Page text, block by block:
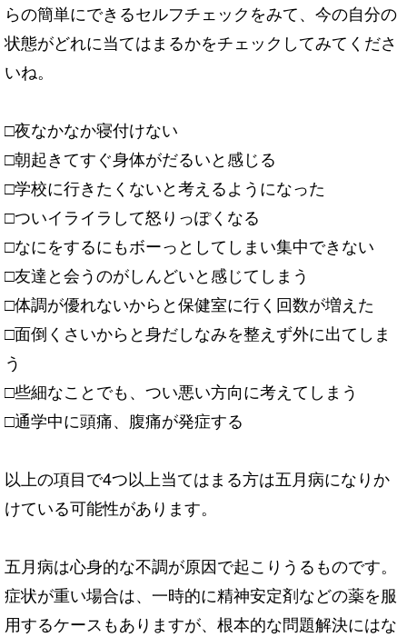
らの簡単にできるセルフチェックをみて、今の自分の
状態がどれに当てはまるかをチェックしてみてくださ
いね。
□夜なかなか寝付けない
□朝起きてすぐ身体がだるいと感じる
□学校に行きたくないと考えるようになった
□ついイライラして怒りっぽくなる
□なにをするにもボーっとしてしまい集中できない
□友達と会うのがしんどいと感じてしまう
□体調が優れないからと保健室に行く回数が増えた
□面倒くさいからと身だしなみを整えず外に出てしま
う
□些細なことでも、つい悪い方向に考えてしまう
□通学中に頭痛、腹痛が発症する
以上の項目で4つ以上当てはまる方は五月病になりか
けている可能性があります。
五月病は心身的な不調が原因で起こりうるものです。
症状が重い場合は、一時的に精神安定剤などの薬を服
用するケースもありますが、根本的な問題解決にはな